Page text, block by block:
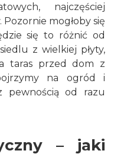
najczęściej
mogłoby się
się to różnić od
z wielkiej płyty,
taras przed dom z
na ogród i
pewnością od razu
– jaki